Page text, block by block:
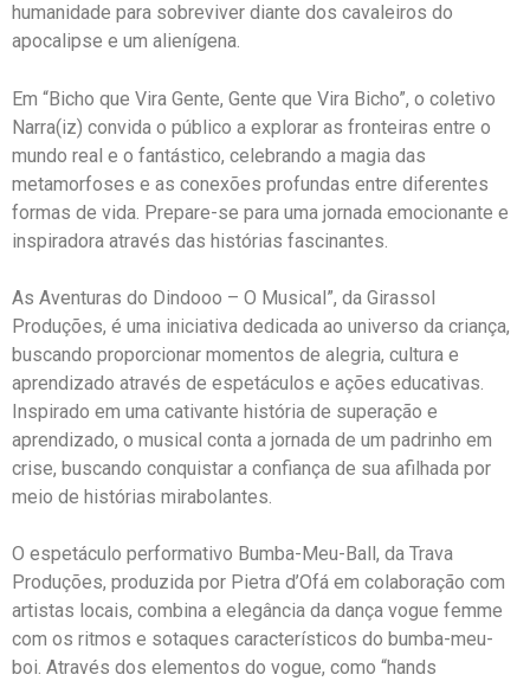
humanidade para sobreviver diante dos cavaleiros do
apocalipse e um alienígena.
Em “Bicho que Vira Gente, Gente que Vira Bicho”, o coletivo
Narra(iz) convida o público a explorar as fronteiras entre o
mundo real e o fantástico, celebrando a magia das
metamorfoses e as conexões profundas entre diferentes
formas de vida. Prepare-se para uma jornada emocionante e
inspiradora através das histórias fascinantes.
As Aventuras do Dindooo – O Musical”, da Girassol
Produções, é uma iniciativa dedicada ao universo da criança,
buscando proporcionar momentos de alegria, cultura e
aprendizado através de espetáculos e ações educativas.
Inspirado em uma cativante história de superação e
aprendizado, o musical conta a jornada de um padrinho em
crise, buscando conquistar a confiança de sua afilhada por
meio de histórias mirabolantes.
O espetáculo performativo Bumba-Meu-Ball, da Trava
Produções, produzida por Pietra d’Ofá em colaboração com
artistas locais, combina a elegância da dança vogue femme
com os ritmos e sotaques característicos do bumba-meu-
boi. Através dos elementos do vogue, como “hands